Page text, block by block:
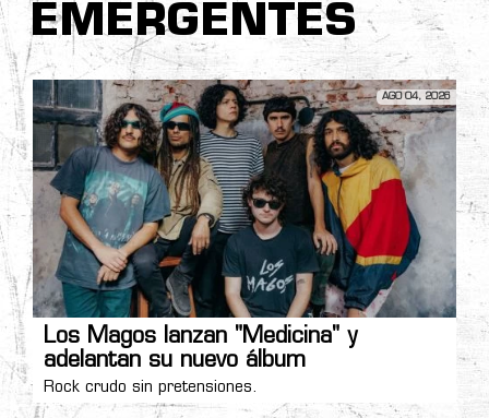
EMERGENTES
AGO 04, 2026
Los Magos lanzan "Medicina" y
adelantan su nuevo álbum
Rock crudo sin pretensiones.